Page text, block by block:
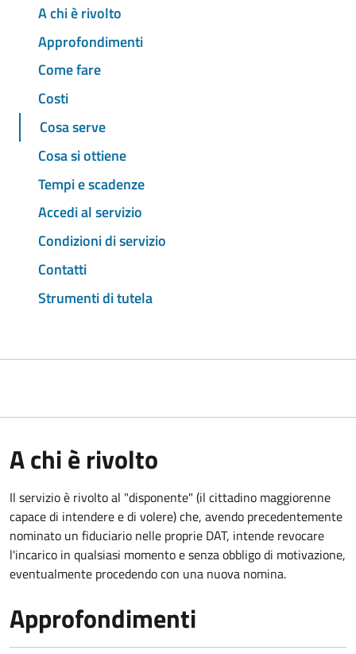
A chi è rivolto
Approfondimenti
Come fare
Costi
Cosa serve
Cosa si ottiene
Tempi e scadenze
Accedi al servizio
Condizioni di servizio
Contatti
Strumenti di tutela
A chi è rivolto
Il servizio è rivolto al "disponente" (il cittadino maggiorenne
capace di intendere e di volere) che, avendo precedentemente
nominato un fiduciario nelle proprie DAT, intende revocare
l'incarico in qualsiasi momento e senza obbligo di motivazione,
eventualmente procedendo con una nuova nomina.
Approfondimenti